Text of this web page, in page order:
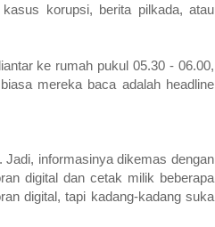
korupsi, berita pilkada, atau
ke rumah pukul 05.30 - 06.00,
mereka baca adalah headline
Jadi, informasinya dikemas dengan
digital dan cetak milik beberapa
digital, tapi kadang-kadang suka